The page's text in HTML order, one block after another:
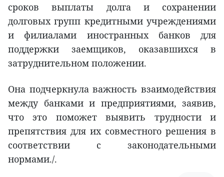
сроков выплаты долга и сохранении
долговых групп кредитными учреждениями
и филиалами иностранных банков для
поддержки заемщиков, оказавшихся в
затруднительном положении.
Она подчеркнула важность взаимодействия
между банками и предприятиями, заявив,
что это поможет выявить трудности и
препятствия для их совместного решения в
соответствии с законодательными
нормами./.